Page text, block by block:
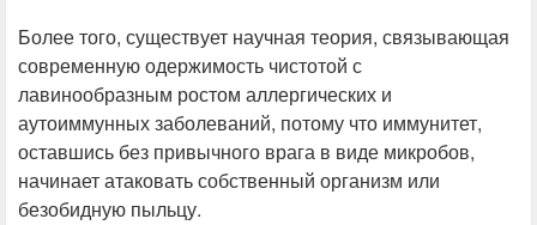
Более того, существует научная теория, связывающая
современную одержимость чистотой с
лавинообразным ростом аллергических и
аутоиммунных заболеваний, потому что иммунитет,
оставшись без привычного врага в виде микробов,
начинает атаковать собственный организм или
безобидную пыльцу.